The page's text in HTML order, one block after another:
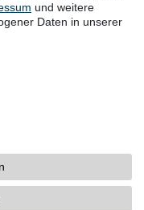
Uhr (MEZ)
und weitere
Daten in unserer